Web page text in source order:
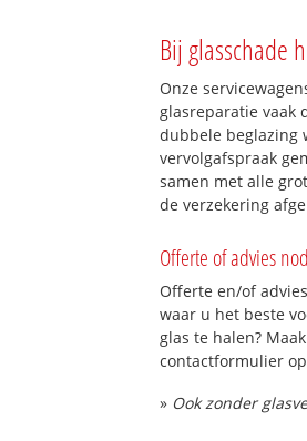
Bij glasschade
Onze
glasreparatie vaak
dubbele beglazing
vervolgafspraak
samen met alle
de verzekering
Offerte of advies
Offerte en/of
waar u het beste
glas te halen?
contactformulier
» Ook zonder